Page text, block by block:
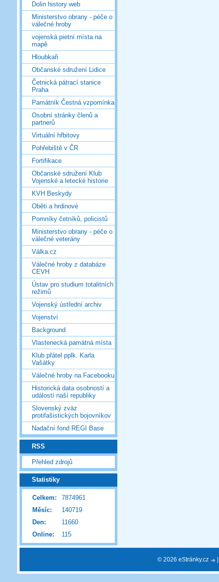
Dolin history web
Ministerstvo obrany - péče o
válečné hroby
vojenská pietní místa na
mapě
Hloubkaři
Občanské sdružení Lidice
Četnická pátrací stanice
Praha
Památník Čestná vzpomínka
Osobní stránky členů a
partnerů
Virtuální hřbitovy
Pohřebiště v ČR
Fortifikace
Občanské sdružení Klub
Vojenské a letecké historie
KVH Beskydy
Oběti a hrdinové
Pomníky četníků, policistů
Ministerstvo obrany - péče o
válečné veterány
Válka.cz
Válečné hroby z databáze
CEVH
Ústav pro studium totalitních
režimů
Vojenský ústřední archiv
Vojenství
Background
Vlastenecká památná místa
Klub přátel pplk. Karla
Vašátky
Válečné hroby na Facebooku
Historická data osobností a
událostí naší republiky
Slovenský zväz
protifašistických bojovníkov
Nadační fond REGI Base
RSS
Přehled zdrojů
Statistiky
Online: 115
Celkem:
7874961
Měsíc:
140719
Den:
11660
© 2026 eStránky.cz